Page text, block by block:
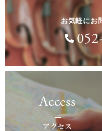
お気軽にお
Access
アクセス